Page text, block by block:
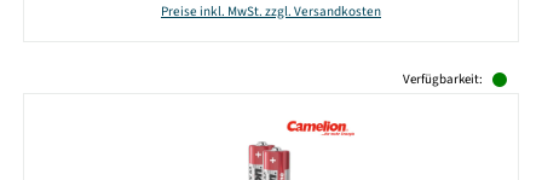
Preise inkl. MwSt. zzgl. Versandkosten
Verfügbarkeit: